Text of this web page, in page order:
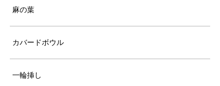
麻の葉
カバードボウル
一輪挿し